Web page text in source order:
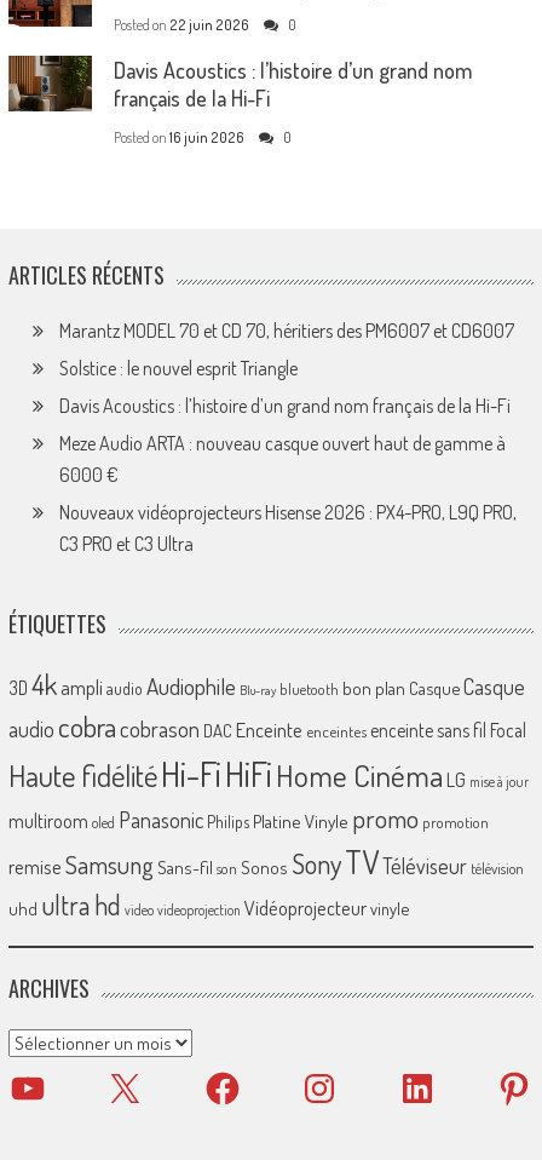
Posted on 22 juin 2026 0
Davis Acoustics : l’histoire d’un grand nom
français de la Hi-Fi
Posted on 16 juin 2026 0
ARTICLES RÉCENTS
Marantz MODEL 70 et CD 70, héritiers des PM6007 et CD6007
Solstice : le nouvel esprit Triangle
Davis Acoustics : l’histoire d’un grand nom français de la Hi-Fi
Meze Audio ARTA : nouveau casque ouvert haut de gamme à
6000 €
Nouveaux vidéoprojecteurs Hisense 2026 : PX4-PRO, L9Q PRO,
C3 PRO et C3 Ultra
ÉTIQUETTES
3D 4k ampliaudio Audiophile Blu-ray bluetooth bon plan CasqueCasque
audio cobracobrason DAC Enceinte enceintes enceinte sans fil Focal
Haute fidélitéHi-FiHiFiHome Cinéma LG mise à jour
multiroom oled Panasonic Philips Platine Vinyle promo promotion
remiseSamsungSans-fil son Sonos SonyTVTéléviseur télévision
uhd ultra hd video videoprojection Vidéoprojecteurvinyle
ARCHIVES
Archives
YouTube X Facebook Instagram LinkedIn